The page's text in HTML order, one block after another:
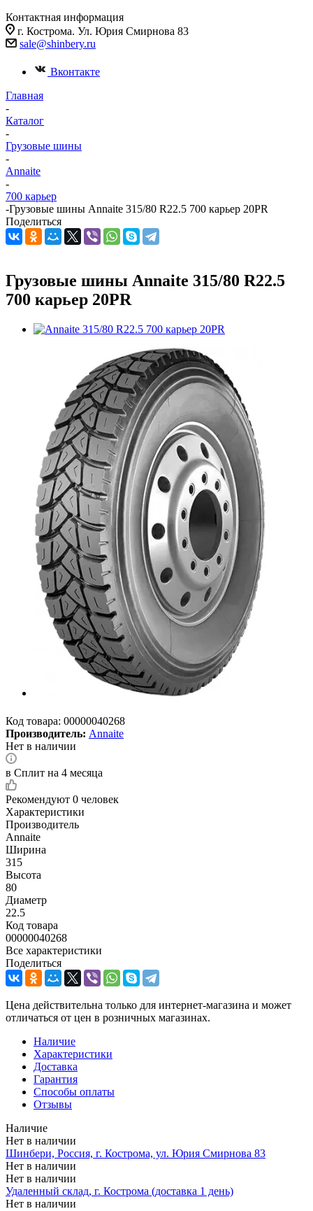
Контактная информация
г. Кострома. Ул. Юрия Смирнова 83
sale@shinbery.ru
Вконтакте
Главная
-
Каталог
-
Грузовые шины
-
Annaite
-
700 карьер
-Грузовые шины Annaite 315/80 R22.5 700 карьер 20PR
Поделиться
Грузовые шины Annaite 315/80 R22.5
700 карьер 20PR
Код товара: 00000040268
Производитель: Annaite
Нет в наличии
в Сплит на 4 месяца
Рекомендуют 0 человек
Характеристики
Производитель
Annaite
Ширина
315
Высота
80
Диаметр
22.5
Код товара
00000040268
Все характеристики
Поделиться
Цена действительна только для интернет-магазина и может
отличаться от цен в розничных магазинах.
Наличие
Характеристики
Доставка
Гарантия
Способы оплаты
Отзывы
Наличие
Нет в наличии
Шинбери, Россия, г. Кострома, ул. Юрия Смирнова 83
Нет в наличии
Нет в наличии
Удаленный склад, г. Кострома (доставка 1 день)
Нет в наличии